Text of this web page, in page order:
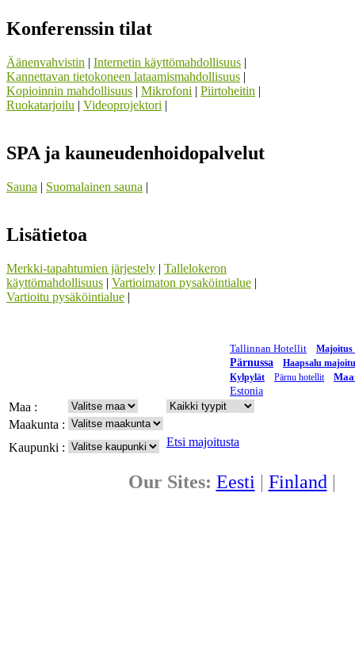
Konferenssin tilat
Äänenvahvistin | Internetin käyttömahdollisuus |
Kannettavan tietokoneen lataamismahdollisuus |
Kopioinnin mahdollisuus | Mikrofoni | Piirtoheitin |
Ruokatarjoilu | Videoprojektori |
SPA ja kauneudenhoidopalvelut
Sauna | Suomalainen sauna |
Lisätietoa
Merkki-tapahtumien järjestely | Tallelokeron
käyttömahdollisuus | Vartioimaton pysaköintialue |
Vartioitu pysäköintialue |
Tallinnan Hotellit Majoitus
Pärnussa
Haapsalu
Kylpylät
Pärnu hotellit
Estonia
Maa :
Maakunta :
Kaupunki :
Etsi majoitusta
Our Sites: Eesti | Finland |